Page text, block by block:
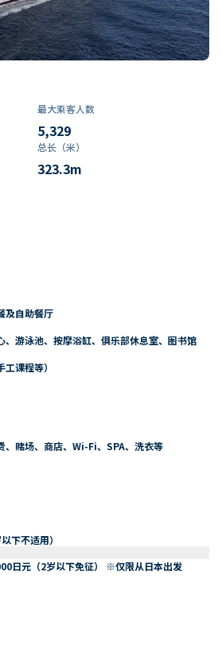
最大乘客人数
5,329
总长（米）
323.3m
及自助餐厅
、游泳池、按摩浴缸、俱乐部休息室、图书馆
课程等）
、赌场、商店、Wi-Fi、SPA、洗衣等
下不适用）
日元（2岁以下免征） ※仅限从日本出发